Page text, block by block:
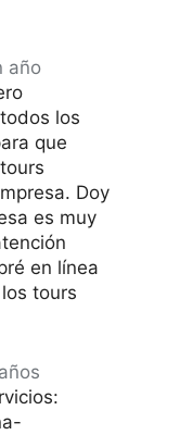
año
los
que
Doy
es muy
en línea
tours